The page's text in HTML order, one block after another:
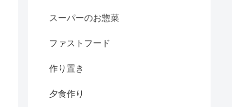
スーパーのお惣菜
ファストフード
作り置き
夕食作り